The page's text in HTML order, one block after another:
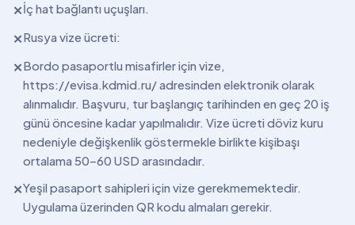
✕İç hat bağlantı uçuşları.
✕Rusya vize ücreti:
✕Bordo pasaportlu misafirler için vize,
https://evisa.kdmid.ru/ adresinden elektronik olarak
alınmalıdır. Başvuru, tur başlangıç tarihinden en geç 20 iş
günü öncesine kadar yapılmalıdır. Vize ücreti döviz kuru
nedeniyle değişkenlik göstermekle birlikte kişibaşı
ortalama 50–60 USD arasındadır.
✕Yeşil pasaport sahipleri için vize gerekmemektedir.
Uygulama üzerinden QR kodu almaları gerekir.